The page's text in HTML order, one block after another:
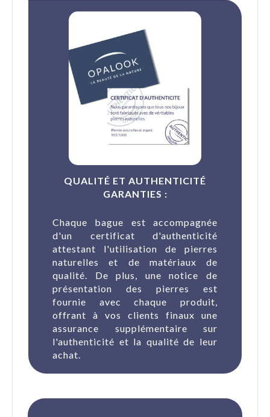
QUALITÉ ET AUTHENTICITÉ
GARANTIES :
Chaque bague est accompagnée
d'un certificat d'authenticité
attestant l'utilisation de pierres
naturelles et de matériaux de
qualité. De plus, une notice de
présentation des pierres est
fournie avec chaque produit,
offrant à vos clients finaux une
assurance supplémentaire sur
l'authenticité et la qualité de leur
achat.